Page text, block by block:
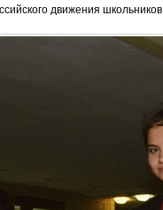
движения школьников